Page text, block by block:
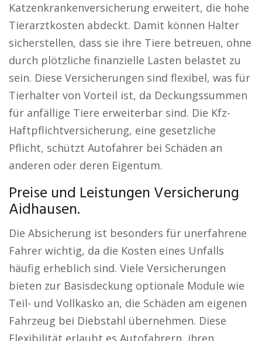
Katzenkrankenversicherung erweitert, die hohe
Tierarztkosten abdeckt. Damit können Halter
sicherstellen, dass sie ihre Tiere betreuen, ohne
durch plötzliche finanzielle Lasten belastet zu
sein. Diese Versicherungen sind flexibel, was für
Tierhalter von Vorteil ist, da Deckungssummen
für anfällige Tiere erweiterbar sind. Die Kfz-
Haftpflichtversicherung, eine gesetzliche
Pflicht, schützt Autofahrer bei Schäden an
anderen oder deren Eigentum.
Preise und Leistungen Versicherung
Aidhausen.
Die Absicherung ist besonders für unerfahrene
Fahrer wichtig, da die Kosten eines Unfalls
häufig erheblich sind. Viele Versicherungen
bieten zur Basisdeckung optionale Module wie
Teil- und Vollkasko an, die Schäden am eigenen
Fahrzeug bei Diebstahl übernehmen. Diese
Flexibilität erlaubt es Autofahrern, ihren